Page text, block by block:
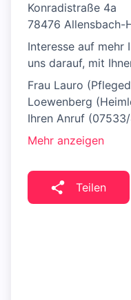
Konradistraße 4a
78476 Allensbach-
Interesse auf mehr
uns darauf, mit
Frau Lauro
Loewenberg
Ihren Anruf
Mehr anzeigen
Teilen